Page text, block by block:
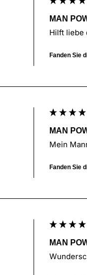
MAN
Hilft liebe
Fanden Sie
MAN
Mein
Fanden Sie
MAN